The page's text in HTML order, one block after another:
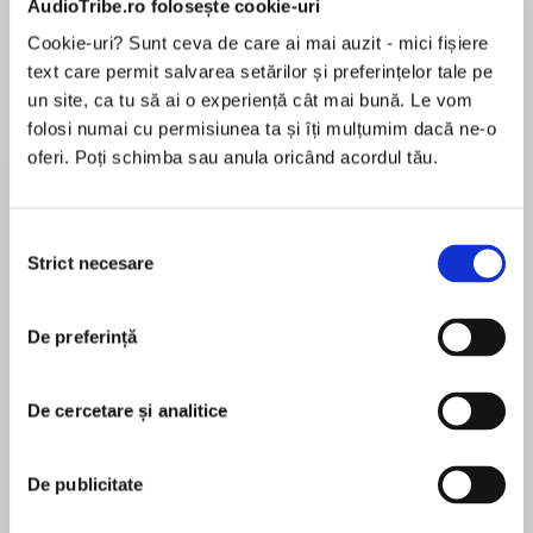
AudioTribe.ro folosește cookie-uri
Cookie-uri? Sunt ceva de care ai mai auzit - mici fișiere
text care permit salvarea setărilor și preferințelor tale pe
un site, ca tu să ai o experiență cât mai bună. Le vom
folosi numai cu permisiunea ta și îți mulțumim dacă ne-o
oferi. Poți schimba sau anula oricând acordul tău.
consimțământului
Strict necesare
De preferință
De cercetare și analitice
De publicitate
Desprecarte
What do you do when you meet the love of your
life…twice?
Ashley Ryan met her soul mate in her husband
Devon and when he is killed in a car accident
she struggled to move on. Until 3 years later her
town of Catalina Cove. The beautiful small town
fisherman, loner, and most definitely her dead
pentru această carte
Brenda Jackson is a New York Times bestselling